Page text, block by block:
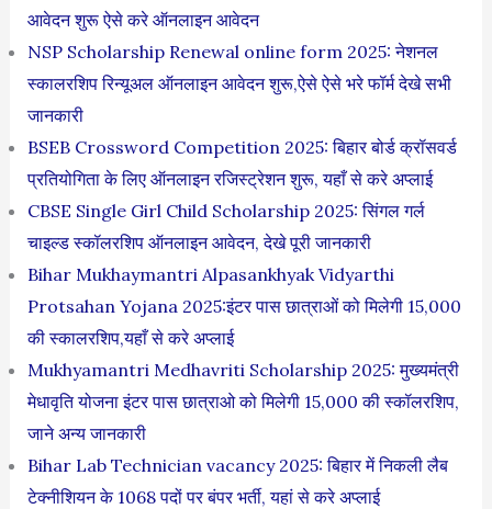
आवेदन शुरू ऐसे करे ऑनलाइन आवेदन
NSP Scholarship Renewal online form 2025: नेशनल
स्कालरशिप रिन्यूअल ऑनलाइन आवेदन शुरू,ऐसे ऐसे भरे फॉर्म देखे सभी
जानकारी
BSEB Crossword Competition 2025: बिहार बोर्ड क्रॉसवर्ड
प्रतियोगिता के लिए ऑनलाइन रजिस्ट्रेशन शुरू, यहाँ से करे अप्लाई
CBSE Single Girl Child Scholarship 2025: सिंगल गर्ल
चाइल्ड स्कॉलरशिप ऑनलाइन आवेदन, देखे पूरी जानकारी
Bihar Mukhaymantri Alpasankhyak Vidyarthi
Protsahan Yojana 2025:इंटर पास छात्राओं को मिलेगी 15,000
की स्कालरशिप,यहाँ से करे अप्लाई
Mukhyamantri Medhavriti Scholarship 2025: मुख्यमंत्री
मेधावृति योजना इंटर पास छात्राओ को मिलेगी 15,000 की स्कॉलरशिप,
जाने अन्य जानकारी
Bihar Lab Technician vacancy 2025: बिहार में निकली लैब
टेक्नीशियन के 1068 पदों पर बंपर भर्ती, यहां से करे अप्लाई